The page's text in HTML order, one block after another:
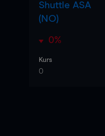
Shuttle ASA
(NO)
0%
Kurs
0